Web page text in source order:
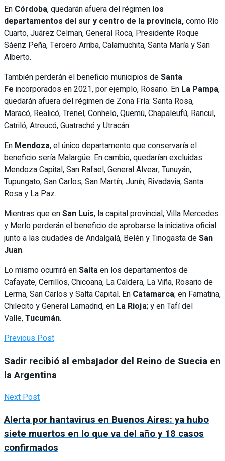
En Córdoba, quedarán afuera del régimen los
departamentos del sur y centro de la provincia,como Río
Cuarto, Juárez Celman, General Roca, Presidente Roque
Sáenz Peña, Tercero Arriba, Calamuchita, Santa María y San
Alberto.
También perderán el beneficio municipios deSanta
Fe incorporados en 2021, por ejemplo, Rosario. En La Pampa,
quedarán afuera del régimen de Zona Fría: Santa Rosa,
Maracó, Realicó, Trenel, Conhelo, Quemú, Chapaleufú, Rancul,
Catriló, Atreucó, Guatraché y Utracán.
En Mendoza, el único departamento que conservaría el
beneficio sería Malargüe. En cambio, quedarían excluidas
Mendoza Capital, San Rafael, General Alvear, Tunuyán,
Tupungato, San Carlos, San Martín, Junín, Rivadavia, Santa
Rosa y La Paz.
Mientras que enSan Luis, la capital provincial, Villa Mercedes
y Merlo perderán el beneficio de aprobarse la iniciativa oficial
junto a las ciudades de Andalgalá, Belén y Tinogasta deSan
Juan.
Lo mismo ocurrirá enSaltaen los departamentos de
Cafayate, Cerrillos, Chicoana, La Caldera, La Viña, Rosario de
Lerma, San Carlos y Salta Capital. En Catamarca; en Famatina,
Chilecito y General Lamadrid, en La Rioja; y en Tafí del
Valle,Tucumán.
Previous Post
Sadir recibió al embajador del Reino de Suecia en
la Argentina
Next Post
Alerta por hantavirus en Buenos Aires: ya hubo
siete muertos en lo que va del año y 18 casos
confirmados